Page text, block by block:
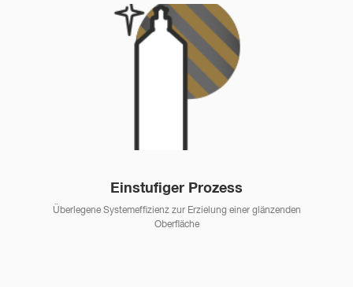
Einstufiger Prozess
Überlegene Systemeffizienz zur Erzielung einer glänzenden
Oberfläche